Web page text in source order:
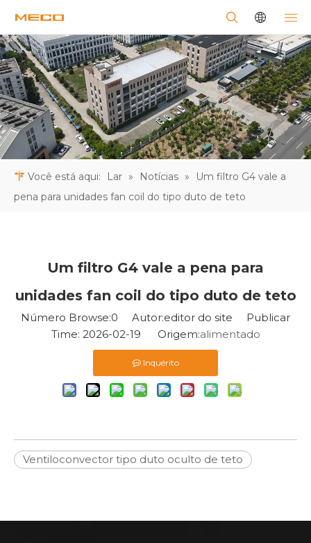
Você está aqui: Lar » Notícias »
Um filtro G4 vale a
pena para unidades fan coil do tipo duto de teto
Um filtro G4 vale a pena para
unidades fan coil do tipo duto de teto
Número Browse:0 Autor:editor do site Publicar
Time: 2026-02-19 Origem:alimentado
Inquérito
Ventiloconvector tipo duto oculto de teto